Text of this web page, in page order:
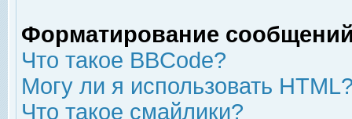
Форматирование
Что такое BBCode?
Могу ли я использовать
Что такое смайлики?